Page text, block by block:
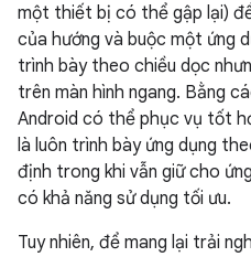
một thiết bị có thể gập lại)
của hướng và buộc một ứng
trình bày theo chiều dọc
trên màn hình ngang. Bằng
Android có thể phục vụ tốt
là luôn trình bày ứng dụng
định trong khi vẫn giữ cho
có khả năng sử dụng tối ưu.
Tuy nhiên, để mang lại trải